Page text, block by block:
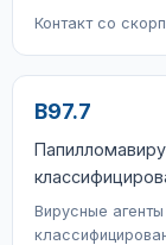
Контакт со
B97.7
Вирусные